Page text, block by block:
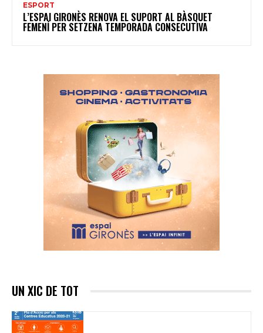
ESPORT
L’ESPAI GIRONÈS RENOVA EL SUPORT AL BÀSQUET
FEMENÍ PER SETZENA TEMPORADA CONSECUTIVA
UN XIC DE TOT